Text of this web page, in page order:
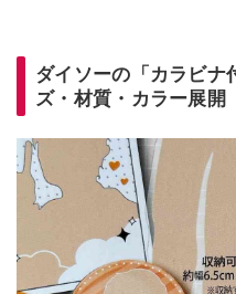
ダイソーの「カラビナ
ズ・材質・カラー展開